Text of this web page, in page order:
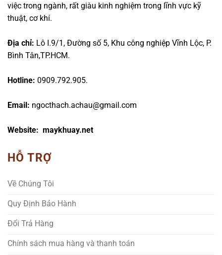
việc trong ngành, rất giàu kinh nghiệm trong lĩnh vực kỹ
thuật, cơ khí.
Địa chỉ: Lô I.9/1, Đường số 5, Khu công nghiệp Vĩnh Lộc, P.
Bình Tân,TP.HCM.
Hotline: 0909.792.905.
Email: ngocthach.achau@gmail.com
Website: maykhuay.net
HỖ TRỢ
Về Chúng Tôi
Quy Định Bảo Hành
Đổi Trả Hàng
Chính sách mua hàng và thanh toán